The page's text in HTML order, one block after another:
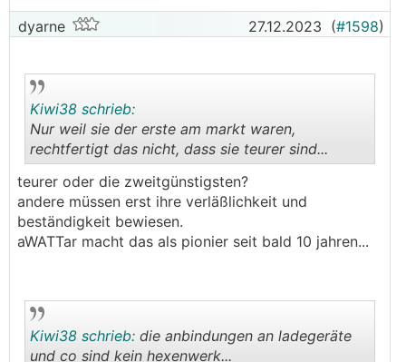
dyarne 27.12.2023 (#1598)
..
Kiwi38 schrieb:
Nur weil sie der erste am markt waren,
rechtfertigt das nicht, dass sie teurer sind...
teurer oder die zweitgünstigsten?
andere müssen erst ihre verläßlichkeit und
beständigkeit bewiesen.
aWATTar macht das als pionier seit bald 10 jahren...
Kiwi38 schrieb: die anbindungen an ladegeräte
und co sind kein hexenwerk...